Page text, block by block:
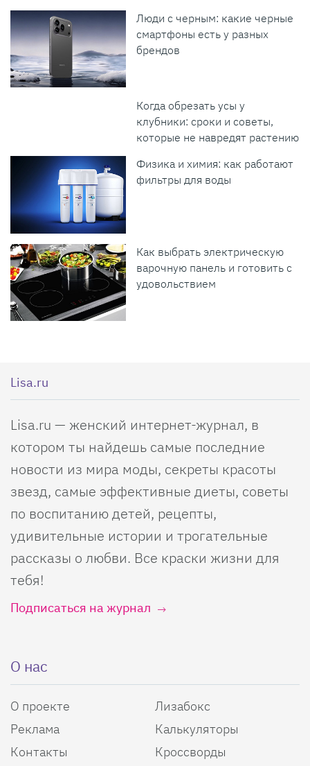
Люди с черным: какие черные
смартфоны есть у разных
брендов
Когда обрезать усы у
клубники: сроки и советы,
которые не навредят растению
Физика и химия: как работают
фильтры для воды
Как выбрать электрическую
варочную панель и готовить с
удовольствием
Lisa.ru
Lisa.ru — женский интернет-журнал, в
котором ты найдешь самые последние
новости из мира моды, секреты красоты
звезд, самые эффективные диеты, советы
по воспитанию детей, рецепты,
удивительные истории и трогательные
рассказы о любви. Все краски жизни для
тебя!
Подписаться на журнал
О нас
О проекте
Реклама
Контакты
Лизабокс
Калькуляторы
Кроссворды